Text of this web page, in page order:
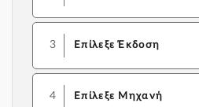
3 Επίλεξε Έκδοση
4 Επίλεξε Μηχανή